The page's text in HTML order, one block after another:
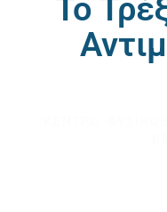
Το